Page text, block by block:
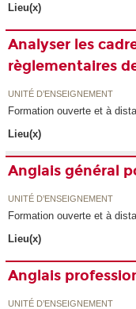
Lieu(x)
Analyser les
règlementaires
UNITÉ D’ENSEIGNEMENT
Formation ouverte et à
Lieu(x)
Anglais général
UNITÉ D’ENSEIGNEMENT
Formation ouverte et à
Lieu(x)
Anglais
UNITÉ D’ENSEIGNEMENT